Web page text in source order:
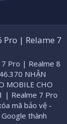
Pro | Relame 7
Pro | Realme 8
NHẬN
MOBILE CHO
| Realme 7 Pro
mã bảo vệ -
thành